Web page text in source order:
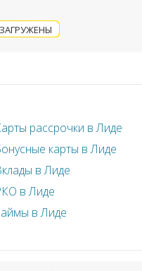
рассрочки в Лиде
карты в Лиде
в Лиде
в Лиде
в Лиде